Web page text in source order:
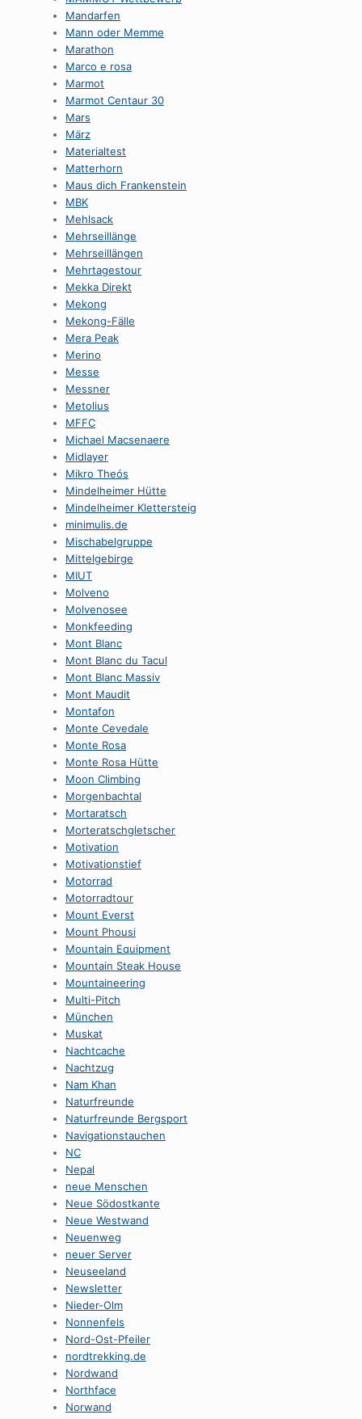
Mandarfen
Mann oder Memme
Marathon
Marco e rosa
Marmot
Marmot Centaur 30
Mars
März
Materialtest
Matterhorn
Maus dich Frankenstein
MBK
Mehlsack
Mehrseillänge
Mehrseillängen
Mehrtagestour
Mekka Direkt
Mekong
Mekong-Fälle
Mera Peak
Merino
Messe
Messner
Metolius
MFFC
Michael Macsenaere
Midlayer
Mikro Theós
Mindelheimer Hütte
Mindelheimer Klettersteig
minimulis.de
Mischabelgruppe
Mittelgebirge
MIUT
Molveno
Molvenosee
Monkfeeding
Mont Blanc
Mont Blanc du Tacul
Mont Blanc Massiv
Mont Maudit
Montafon
Monte Cevedale
Monte Rosa
Monte Rosa Hütte
Moon Climbing
Morgenbachtal
Mortaratsch
Morteratschgletscher
Motivation
Motivationstief
Motorrad
Motorradtour
Mount Everst
Mount Phousi
Mountain Equipment
Mountain Steak House
Mountaineering
Multi-Pitch
München
Muskat
Nachtcache
Nachtzug
Nam Khan
Naturfreunde
Naturfreunde Bergsport
Navigationstauchen
NC
Nepal
neue Menschen
Neue Södostkante
Neue Westwand
Neuenweg
neuer Server
Neuseeland
Newsletter
Nieder-Olm
Nonnenfels
Nord-Ost-Pfeiler
nordtrekking.de
Nordwand
Northface
Norwand